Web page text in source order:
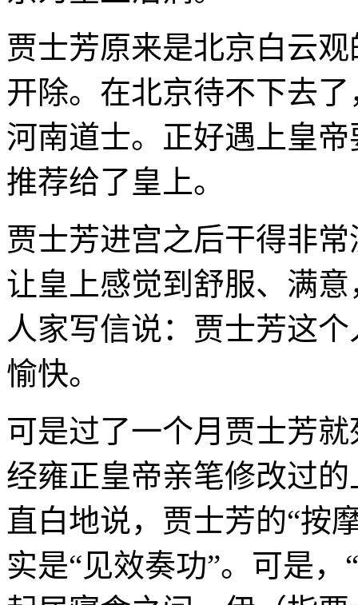
贾士芳原来是北京白云
开除。在北京待不下去
河南道士。正好遇上皇
推荐给了皇上。
贾士芳进宫之后干得非
让皇上感觉到舒服、满
人家写信说：贾士芳这
愉快。
可是过了一个月贾士芳
经雍正皇帝亲笔修改过
直白地说，贾士芳的“按
实是“见效奏功”。可是